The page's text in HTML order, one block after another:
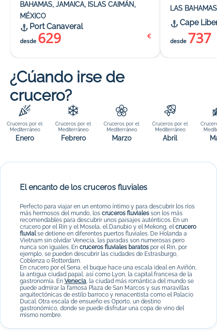
BAHAMAS, JAMAICA, ISLAS CAIMÁN,
MÉXICO
Port Canaveral
desde 629 €
LAS BAHAMAS
Cape
desde 737
¿Cúando irse de
crucero?
Cruceros por el
Mediterráneo
Enero
Cruceros por el
Mediterráneo
Febrero
Cruceros por el
Mediterráneo
Marzo
Cruceros por el
Mediterráneo
Abril
El encanto de los cruceros fluviales
Perfecto para viajar en un entorno íntimo y para descubrir los ríos
más hermosos del mundo, los cruceros fluviales son los más
recomendables para descubrir unos paisajes auténticos. En un
crucero por el Rin y el Mosela, el Danubio y el Mekong, elcrucero
fluvialse detiene en diferentes puertos fluviales. De Holanda a
Vietnam sin olvidar Venecia, las paradas son numerosas pero
nunca son iguales. En cruceros fluviales baratos por el Rin, por
ejemplo, se pueden descubrir las ciudades de Estrasburgo,
Coblenza o Rotterdam.
En crucero por el Sena, el buque hace una escala ideal en Aviñón,
la antigua ciudad papal, así como Lyon, la capital francesa de la
gastronomía. En Venecia, la ciudad más romántica del mundo se
puede admirar la famosa Plaza de San Marcos y sus maravillas
arquitectónicas de estilo barroco y renacentista como el Palacio
Ducal. Otra escala de ensueño es Oporto, un destino
gastronómico, donde se puede disfrutar una copa de vino del
mismo nombre.